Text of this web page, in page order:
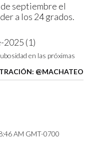
septiembre el
a los 24 grados.
en las próximas
@MACHATEO
AM GMT-0700